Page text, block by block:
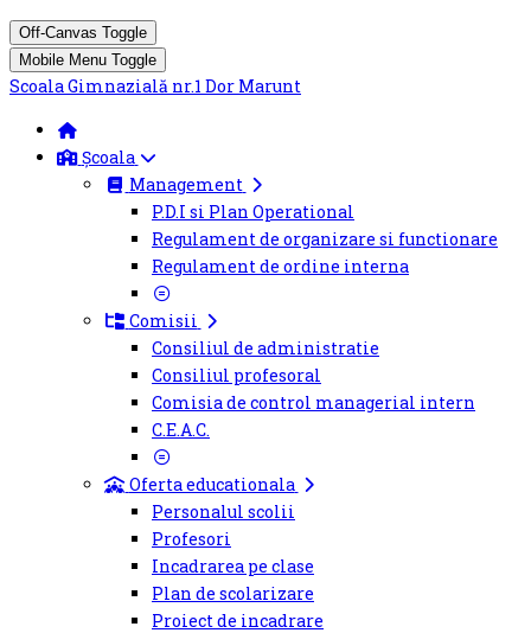
Off-Canvas Toggle
Mobile Menu Toggle
Scoala Gimnazială nr.1 Dor Marunt
Școala
Management
P.D.I si Plan Operational
Regulament de organizare si functionare
Regulament de ordine interna
Comisii
Consiliul de administratie
Consiliul profesoral
Comisia de control managerial intern
C.E.A.C.
Oferta educationala
Personalul scolii
Profesori
Incadrarea pe clase
Plan de scolarizare
Proiect de incadrare